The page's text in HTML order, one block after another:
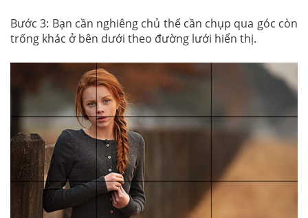
Bước 3: Bạn cần nghiêng chủ thể cần chụp qua góc còn
trống khác ở bên dưới theo đường lưới hiển thị.